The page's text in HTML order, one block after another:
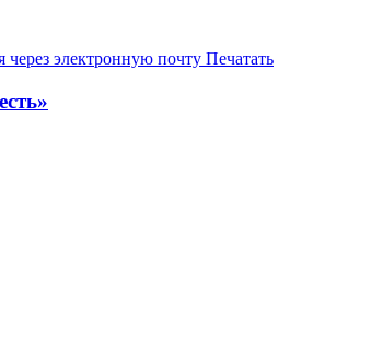
через электронную почту Печатать